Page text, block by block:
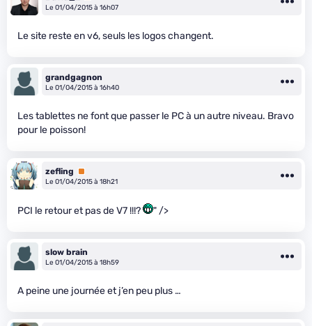
Le 01/04/2015 à 16h07
Le site reste en v6, seuls les logos changent.
grandgagnon
Le 01/04/2015 à 16h40
Les tablettes ne font que passer le PC à un autre niveau. Bravo
pour le poisson!
zefling
Premium
Le 01/04/2015 à 18h21
PCI le retour et pas de V7 !!!? " />
slow brain
Le 01/04/2015 à 18h59
A peine une journée et j’en peu plus …